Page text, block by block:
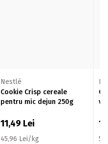
Nestlé
Cookie Crisp cereale
pentru mic dejun 250g
11,49 Lei
45,96 Lei/kg